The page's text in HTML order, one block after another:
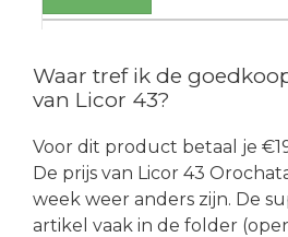
Waar tref ik de
van Licor 43?
Voor dit product betaal je
De prijs van Licor 43
week weer anders zijn. De
artikel vaak in de folder